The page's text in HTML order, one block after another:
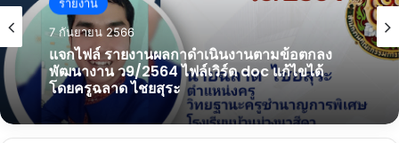
รายงาน
7 กันยายน 2566
วิทยฐานะ
1 กันยายน 2566
ตัวอย่างการเก็บผลงาน PA ลงในเว็บไซต์ รายงาน
ผลการพัฒนางานตามข้อตกลงในการพัฒนางาน